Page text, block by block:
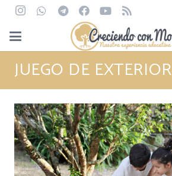
JUEGO DE EXTERIOR